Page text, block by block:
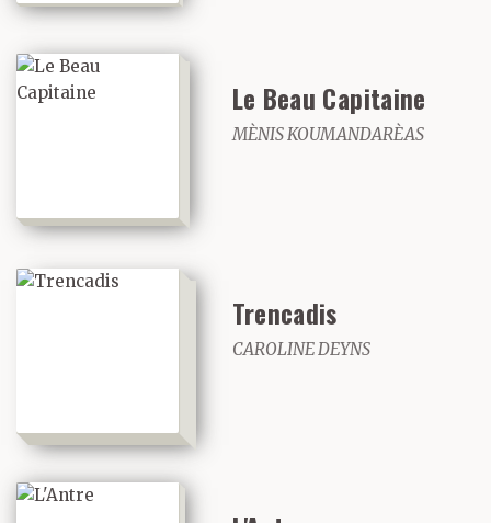
Le Beau Capitaine
MÈNIS KOUMANDARÈAS
Trencadis
CAROLINE DEYNS